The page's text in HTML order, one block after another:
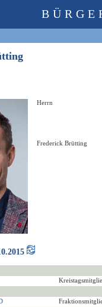
Herrn
Frederick Brütting